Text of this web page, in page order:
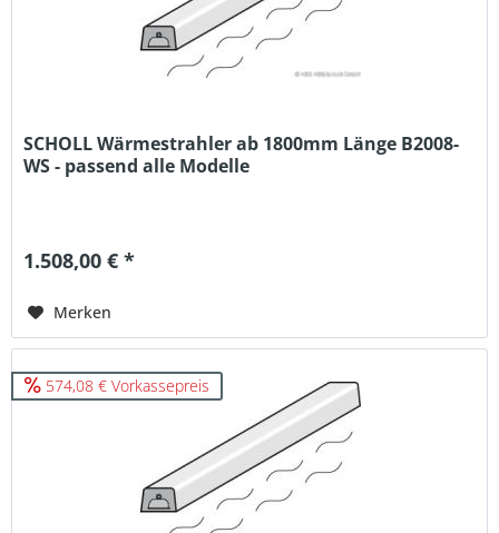
SCHOLL Wärmestrahler ab 1800mm Länge B2008-
WS - passend alle Modelle
1.508,00 € *
Merken
574,08 € Vorkassepreis